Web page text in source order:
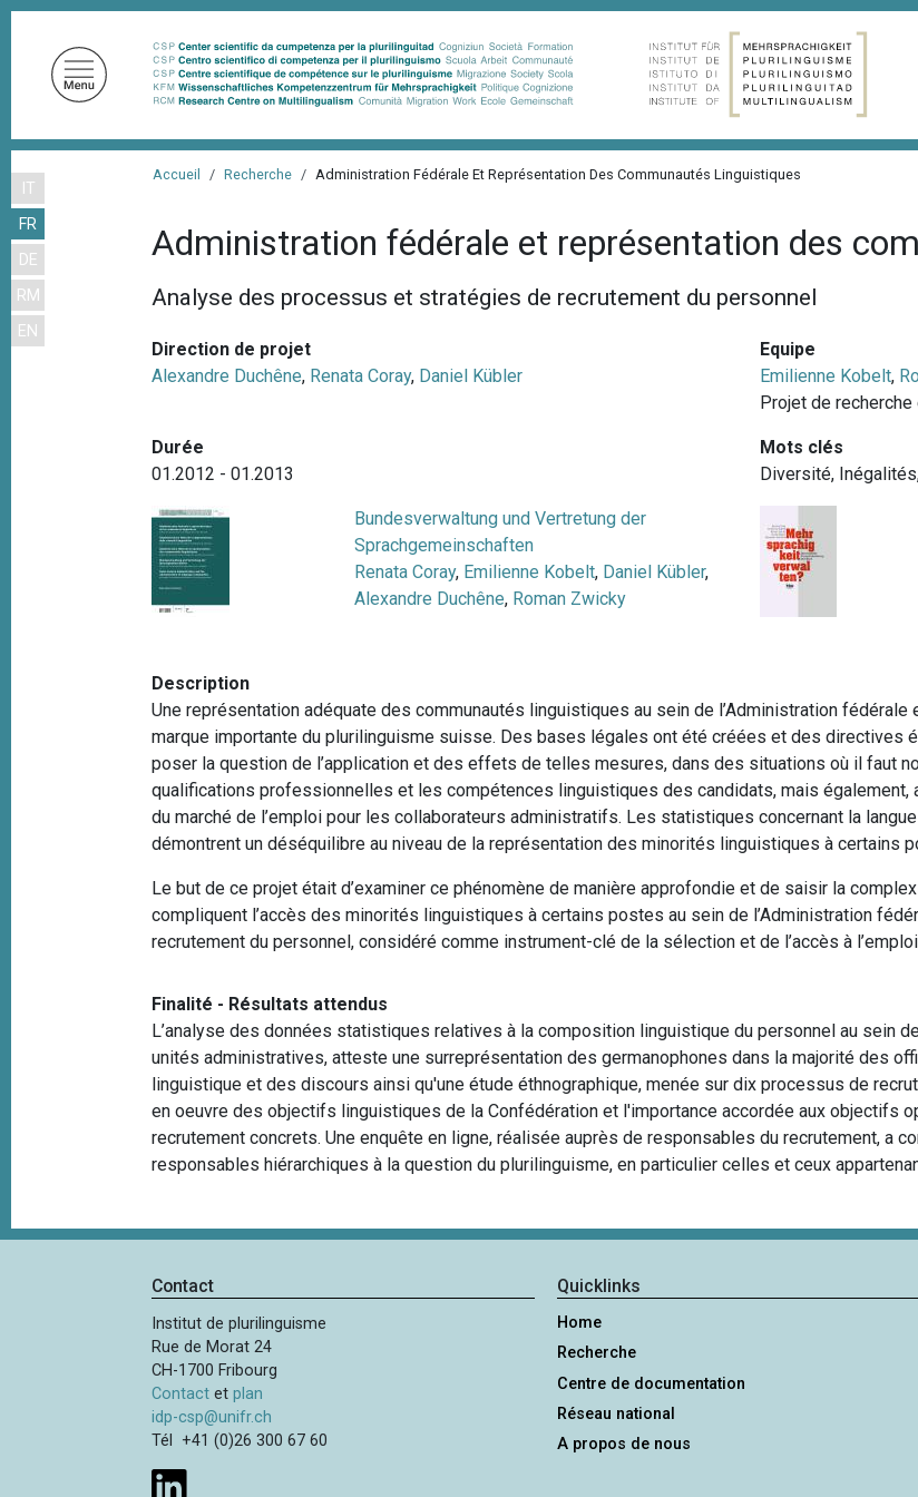
IT
FR
DE
RM
EN
A
Accueil Recherche Administration Fédérale Et Représentation Des Communautés Linguistiques
Administration fédérale et représentation des
Analyse des processus et stratégies de recrutement du personnel
Direction de projet
Alexandre Duchêne, Renata Coray, Daniel Kübler
Equipe
Emilienne Kobelt,
Projet de
Durée
01.2012 - 01.2013
Mots clés
Diversité, Inégalités
Bundesverwaltung und Vertretung der
Sprachgemeinschaften
Renata Coray, Emilienne Kobelt, Daniel Kübler,
Alexandre Duchêne, Roman Zwicky
Description
Une représentation adéquate des communautés linguistiques au sein de l’Administration
marque importante du plurilinguisme suisse. Des bases légales ont été créées et des directives
poser la question de l’application et des effets de telles mesures, dans des situations où il faut
qualifications professionnelles et les compétences linguistiques des candidats, mais également,
du marché de l’emploi pour les collaborateurs administratifs. Les statistiques concernant la
démontrent un déséquilibre au niveau de la représentation des minorités linguistiques à certains
Le but de ce projet était d’examiner ce phénomène de manière approfondie et de saisir la
compliquent l’accès des minorités linguistiques à certains postes au sein de l’Administration
recrutement du personnel, considéré comme instrument-clé de la sélection et de l’accès à
Finalité - Résultats attendus
L’analyse des données statistiques relatives à la composition linguistique du personnel au sein
unités administratives, atteste une surreprésentation des germanophones dans la majorité des
linguistique et des discours ainsi qu'une étude éthnographique, menée sur dix processus de
en oeuvre des objectifs linguistiques de la Confédération et l'importance accordée aux objectifs
recrutement concrets. Une enquête en ligne, réalisée auprès de responsables du recrutement, a
responsables hiérarchiques à la question du plurilinguisme, en particulier celles et ceux
Contact
Institut de plurilinguisme
Rue de Morat 24
CH-1700 Fribourg
Contact etplan
idp-csp@unifr.ch
Tél +41 (0)26 300 67 60
Quicklinks
Home
Recherche
Centre de documentation
Réseau national
A propos de nous